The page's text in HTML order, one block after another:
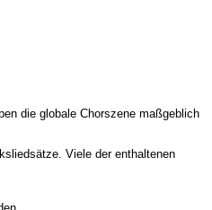
die globale Chorszene maßgeblich
Viele der enthaltenen